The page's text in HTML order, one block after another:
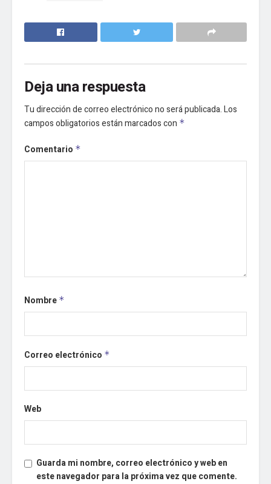
Deja una respuesta
Tu dirección de correo electrónico no será publicada.Los
campos obligatorios están marcados con *
Comentario *
Nombre *
Correo electrónico *
Web
Guarda mi nombre, correo electrónico y web en
este navegador para la próxima vez que comente.